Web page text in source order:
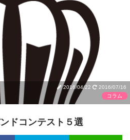
2016/04/22
2016/07/16
コラム
ドコンテスト５選